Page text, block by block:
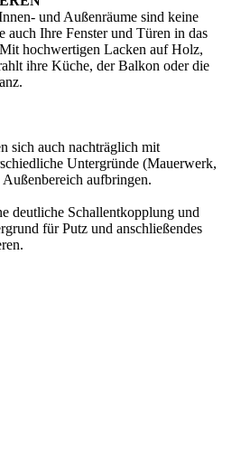
und Außenräume sind keine
auch Ihre Fenster und Türen in das
hochwertigen Lacken auf Holz,
ihre Küche, der Balkon oder die
sich auch nachträglich mit
Untergründe (Mauerwerk,
aufbringen.
deutliche Schallentkopplung und
für Putz und anschließendes